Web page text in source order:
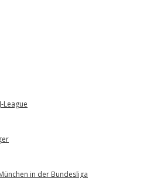
League
in der Bundesliga